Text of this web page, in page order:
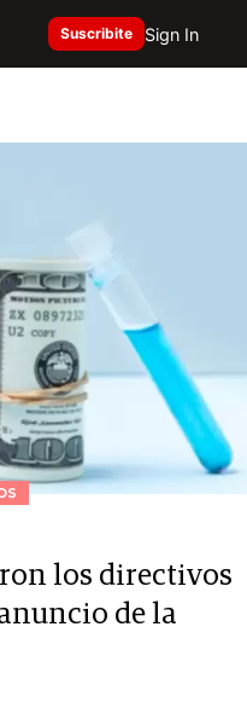
Suscribite Sign In
los directivos
de la